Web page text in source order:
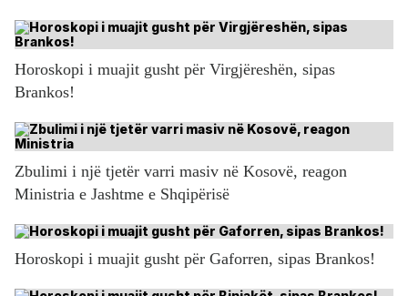
Horoskopi i muajit gusht për Virgjëreshën, sipas
Brankos!
Zbulimi i një tjetër varri masiv në Kosovë, reagon
Ministria e Jashtme e Shqipërisë
Horoskopi i muajit gusht për Gaforren, sipas Brankos!